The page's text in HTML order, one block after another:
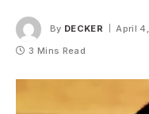
By DECKER April
3 Mins Read